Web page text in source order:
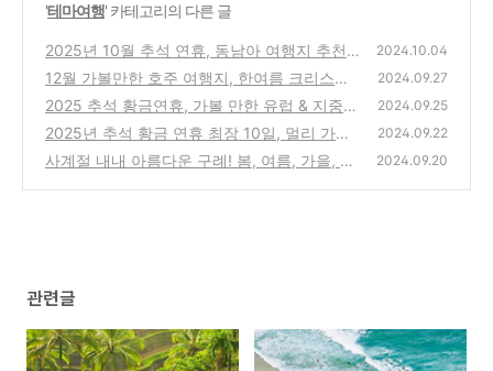
'테마여행' 카테고리의 다른 글
2025년 10월 추석 연휴, 동남아 여행지 추천
(0)
2024.10.04
12월 가볼만한 호주 여행지, 한여름 크리스마
스부터 숨겨진 자연까지
(0)
2024.09.27
2025 추석 황금연휴, 가볼 만한 유럽 & 지중해
패키지 여행 추천
(0)
2024.09.25
2025년 추석 황금 연휴 최장 10일, 멀리 가볼
만한 해외여행지 10곳
(0)
2024.09.22
사계절 내내 아름다운 구례! 봄, 여름, 가을, 겨
2024.09.20
관련글